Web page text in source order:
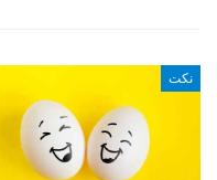
نكت